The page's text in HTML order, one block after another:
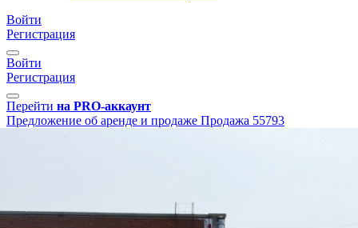
Войти
Регистрация
Войти
Регистрация
Перейти на PRO-аккаунт
Предложение об аренде и продаже Продажа 55793